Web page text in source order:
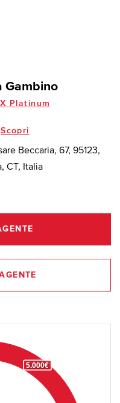
Gambino
Platinum
Scopri
Beccaria, 67, 95123,
CT, Italia
5.000€